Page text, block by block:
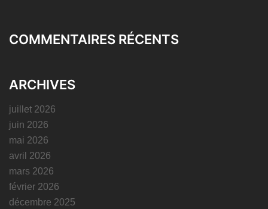
COMMENTAIRES RÉCENTS
ARCHIVES
juillet 2026
juin 2026
mai 2026
avril 2026
mars 2026
février 2026
décembre 2025